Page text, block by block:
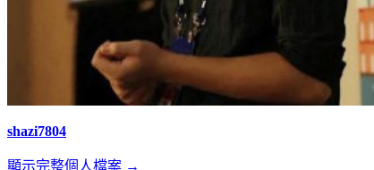
shazi7804
顯示完整個人檔案 →